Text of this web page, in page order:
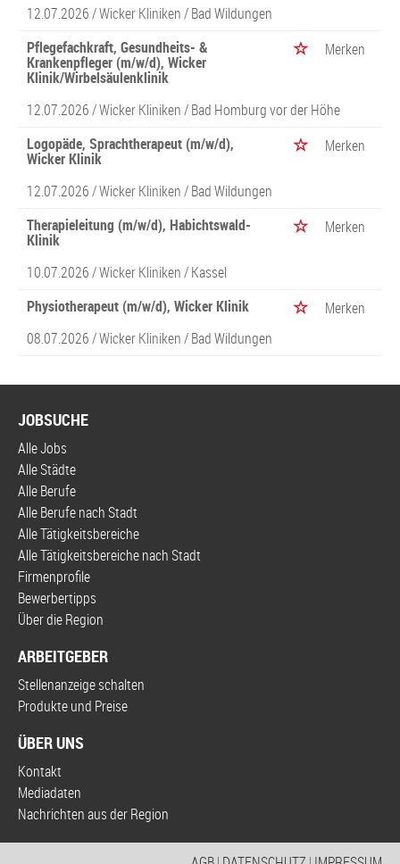
12.07.2026 /Wicker Kliniken/ Bad Wildungen
Pflegefachkraft, Gesundheits- &
Krankenpfleger (m/w/d), Wicker
Klinik/Wirbelsäulenklinik
Merken
12.07.2026 /Wicker Kliniken/ Bad Homburg vor der Höhe
Logopäde, Sprachtherapeut (m/w/d),
Wicker Klinik
Merken
12.07.2026 /Wicker Kliniken/ Bad Wildungen
Therapieleitung (m/w/d), Habichtswald-
Klinik
Merken
10.07.2026 /Wicker Kliniken/ Kassel
Physiotherapeut (m/w/d), Wicker Klinik
Merken
08.07.2026 /Wicker Kliniken/ Bad Wildungen
JOBSUCHE
Alle Jobs
Alle Städte
Alle Berufe
Alle Berufe nach Stadt
Alle Tätigkeitsbereiche
Alle Tätigkeitsbereiche nach Stadt
Firmenprofile
Bewerbertipps
Über die Region
ARBEITGEBER
Stellenanzeige schalten
Produkte und Preise
ÜBER UNS
Kontakt
Mediadaten
Nachrichten aus der Region